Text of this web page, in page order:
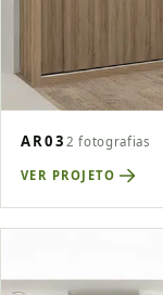
AR03 2 fotografias
VER PROJETO